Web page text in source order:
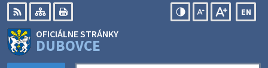
Preskočiť
na
obsah
RSS Mapa
EN
OFICIÁLNE STRÁNKY
DUBOVCE